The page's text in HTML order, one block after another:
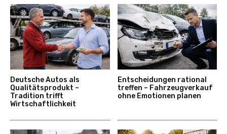
Deutsche Autos als
Qualitätsprodukt –
Tradition trifft
Wirtschaftlichkeit
Entscheidungen rational
treffen – Fahrzeugverkauf
ohne Emotionen planen